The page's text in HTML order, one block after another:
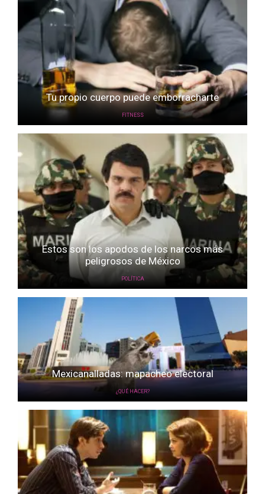
Tu propio cuerpo puede emborracharte
FITNESS
Estos son los apodos de los narcos más
peligrosos de México
POLÍTICA
Mexicanalladas: mapacheo electoral
¿QUÉ HACER?